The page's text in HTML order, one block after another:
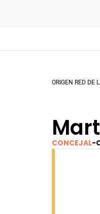
ORIGEN RED DE
CONCEJAL-